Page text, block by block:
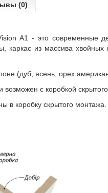
(0)
А1
- это современные
каркас из массива
(дуб, ясень, орех
с коробкой
в коробку скрытого монтажа.